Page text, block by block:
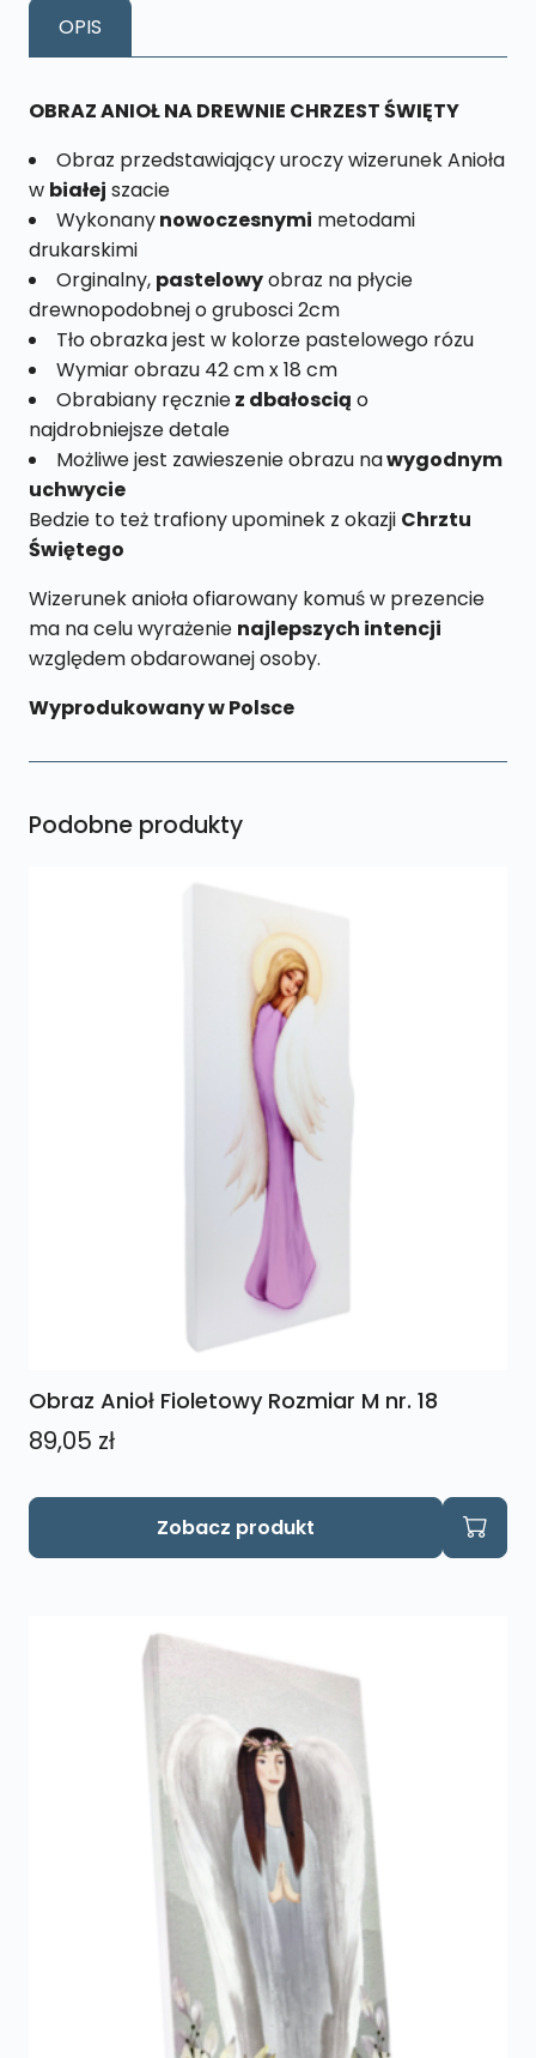
Chrzest
nr.
OPIS
OBRAZ ANIOŁ NA DREWNIE CHRZEST ŚWIĘTY
Obraz przedstawiający uroczy wizerunek Anioła
w białej szacie
Wykonanynowoczesnymi metodami
drukarskimi
Orginalny, pastelowyobraz na płycie
drewnopodobnej o grubosci 2cm
Tło obrazka jest w kolorze pastelowego rózu
Wymiar obrazu 42 cm x 18 cm
Obrabiany ręczniez dbałoscią o
najdrobniejsze detale
Możliwe jest zawieszenie obrazu nawygodnym
uchwycie
Bedzie to też trafiony upominek z okazji Chrztu
Świętego
Wizerunek anioła ofiarowany komuś w prezencie
ma na celu wyrażenie najlepszych intencji
względem obdarowanej osoby.
Wyprodukowany w Polsce
Podobne produkty
Obraz Anioł Fioletowy Rozmiar M nr. 18
89,05 zł
Zobacz produkt